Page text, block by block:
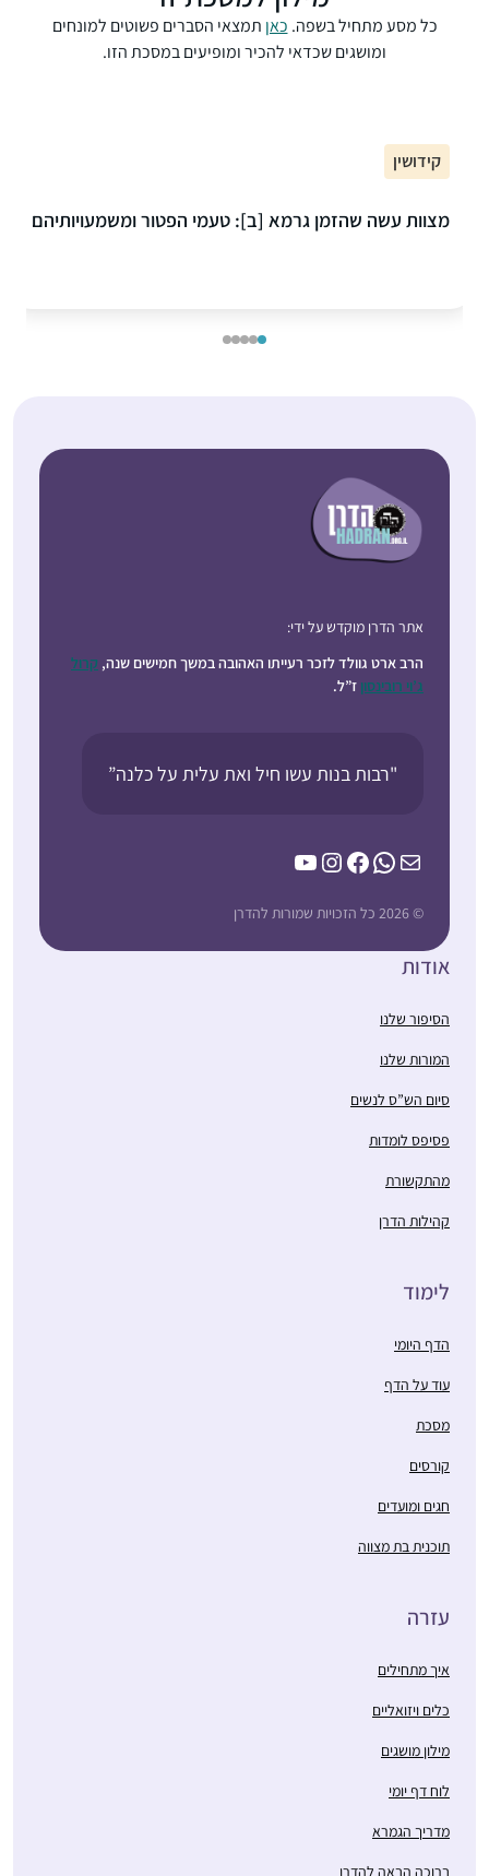
כל מסע מתחיל בשפה. כאן תמצאי הסברים פשוטים למונחים
ומושגים שכדאי להכיר ומופיעים במסכת הזו.
קידושין
מצוות עשה שהזמן גרמא [ב]: טעמי הפטור ומשמעויותיהם
אתר הדרן מוקדש על ידי:
הרב ארט גוולד לזכר רעייתו האהובה במשך חמישים שנה, קרול
ג’וי רובינסון ז”ל.
"רבות בנות עשו חיל ואת עלית על כלנה”
Mail
WhatsApp
Facebook
Instagram
YouTube
© 2026 כל הזכויות שמורות להדרן
אודות
הסיפור שלנו
המורות שלנו
סיום הש”ס לנשים
פסיפס לומדות
מהתקשורת
קהילות הדרן
לימוד
הדף היומי
עוד על הדף
מסכת
קורסים
חגים ומועדים
תוכנית בת מצווה
עזרה
איך מתחילים
כלים ויזואליים
מילון מושגים
לוח דף יומי
מדריך הגמרא
ברוכה הבאה להדרן